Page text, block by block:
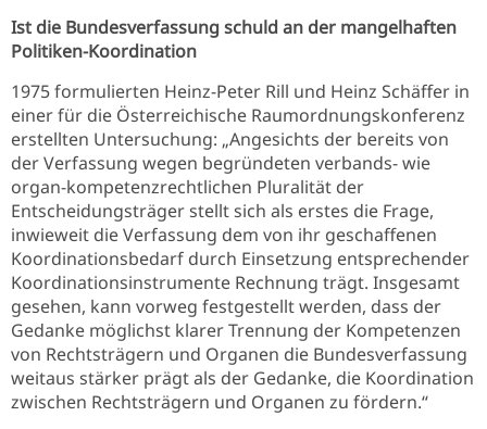
Ist die Bundesverfassung schuld an der mangelhaften
Politiken-Koordination
1975 formulierten Heinz-Peter Rill und Heinz Schäffer in
einer für die Österreichische Raumordnungskonferenz
erstellten Untersuchung: „Angesichts der bereits von
der Verfassung wegen begründeten verbands- wie
organ-kompetenzrechtlichen Pluralität der
Entscheidungsträger stellt sich als erstes die Frage,
inwieweit die Verfassung dem von ihr geschaffenen
Koordinationsbedarf durch Einsetzung entsprechender
Koordinationsinstrumente Rechnung trägt. Insgesamt
gesehen, kann vorweg festgestellt werden, dass der
Gedanke möglichst klarer Trennung der Kompetenzen
von Rechtsträgern und Organen die Bundesverfassung
weitaus stärker prägt als der Gedanke, die Koordination
zwischen Rechtsträgern und Organen zu fördern.“